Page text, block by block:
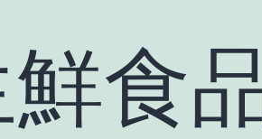
食